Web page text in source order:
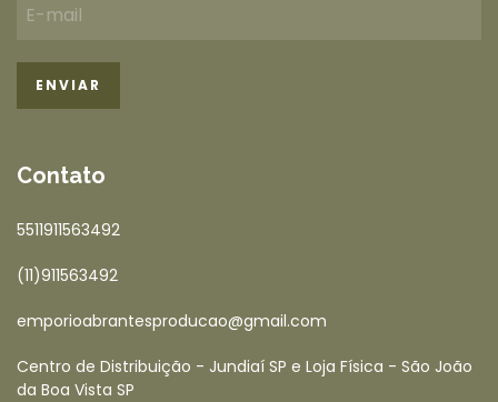
Contato
5511911563492
(11)911563492
emporioabrantesproducao@gmail.com
Centro de Distribuição - Jundiaí SP e Loja Física - São João
da Boa Vista SP